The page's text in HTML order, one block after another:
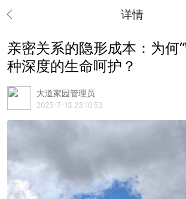
详情
亲密关系的隐形成本：为何
种深度的生命呵护？
大道家园管理员
2025-7-13 23:10:53